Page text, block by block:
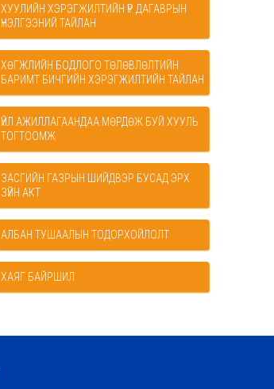
ХУУЛИЙН ХЭРЭГЖИЛТИЙН ҮР ДАГАВРЫН
ҮНЭЛГЭЭНИЙ ТАЙЛАН
ХӨГЖЛИЙН БОДЛОГО ТӨЛӨВЛӨЛТИЙН
БАРИМТ БИЧГИЙН ХЭРЭГЖИЛТИЙН ТАЙЛАН
ҮЙЛ АЖИЛЛАГААНДАА МӨРДӨЖ БУЙ ХУУЛЬ
ТОГТООМЖ
ЗАСГИЙН ГАЗРЫН ШИЙДВЭР БУСАД ЭРХ
ЗҮЙН АКТ
АЛБАН ТУШААЛЫН ТОДОРХОЙЛОЛТ
ХАЯГ БАЙРШИЛ